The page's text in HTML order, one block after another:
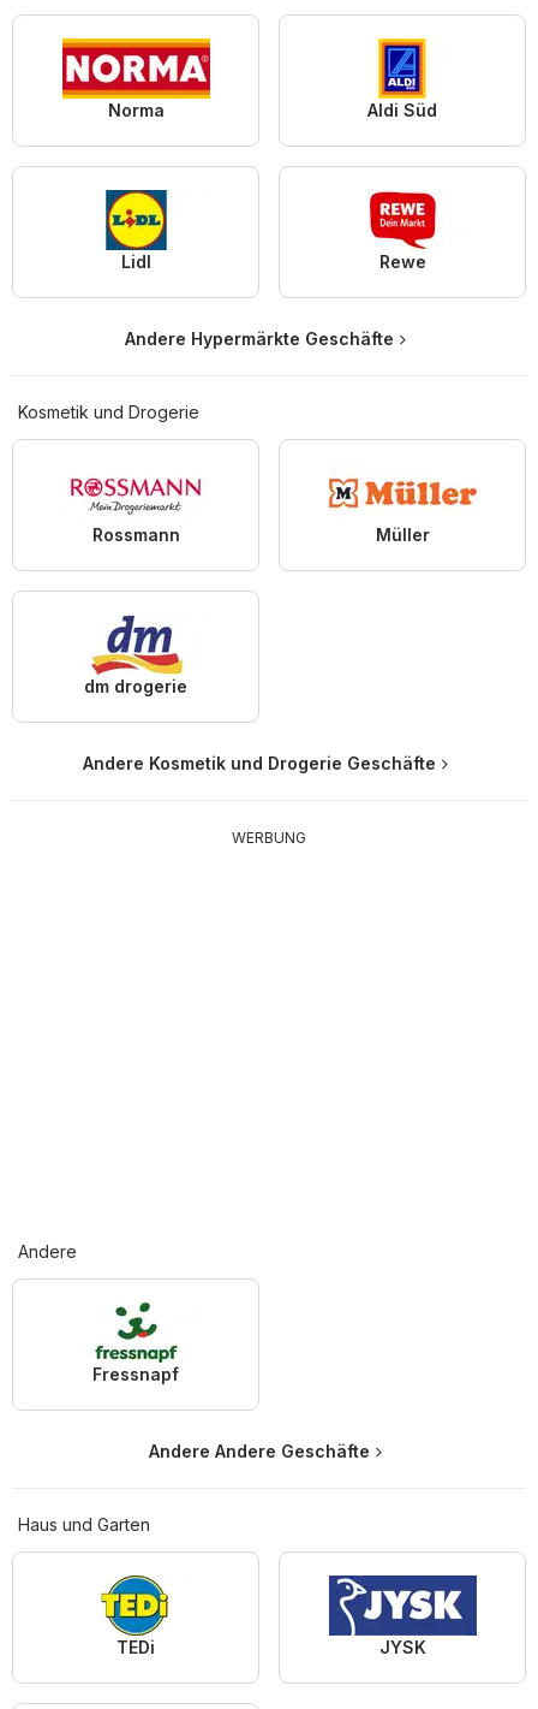
Norma Aldi Süd
Lidl Rewe
Andere Hypermärkte Geschäfte
Kosmetik und Drogerie
Rossmann Müller
dm drogerie
Andere Kosmetik und Drogerie Geschäfte
WERBUNG
Andere
Fressnapf
Andere Andere Geschäfte
Haus und Garten
TEDi JYSK